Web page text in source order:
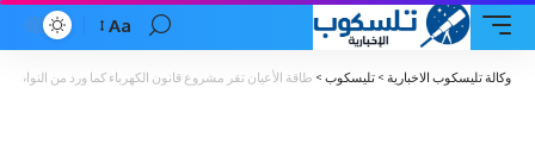
Font
Resizer
Aa
وكالة تليسكوب الاخبارية > تليسكوب > طاقة الأعيان تقر مشروع قانون الكهرباء كما ورد من النواب